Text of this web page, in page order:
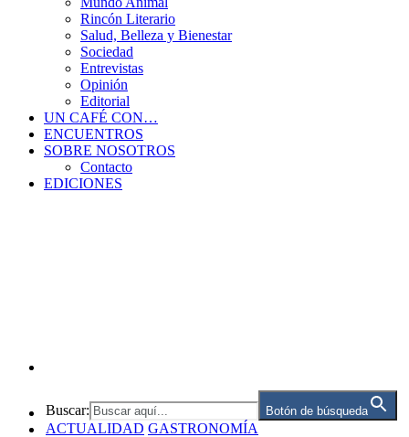
Rincón Literario
Salud, Belleza y Bienestar
Sociedad
Entrevistas
Opinión
Editorial
UN CAFÉ CON…
ENCUENTROS
SOBRE NOSOTROS
Contacto
EDICIONES
Buscar: Botón de búsqueda
ACTUALIDAD GASTRONOMÍA